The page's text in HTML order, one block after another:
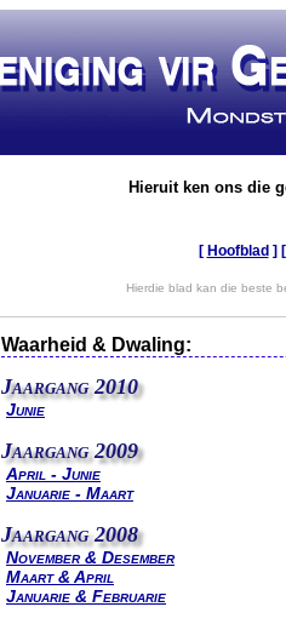
Hieruit ken ons die
[ Hoofblad ] [
Hierdie blad kan die beste
Waarheid & Dwaling:
Jaargang 2010
Junie
Jaargang 2009
April - Junie
Januarie - Maart
Jaargang 2008
November & Desember
Maart & April
Januarie & Februarie